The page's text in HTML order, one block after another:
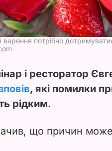
варення потрібно
і ресторатор
, які помилки
рідким.
що причин може